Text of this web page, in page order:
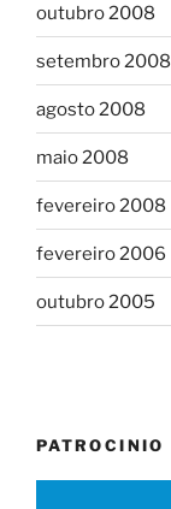
outubro 2008
setembro 2008
agosto 2008
maio 2008
fevereiro 2008
fevereiro 2006
outubro 2005
PATROCINIO